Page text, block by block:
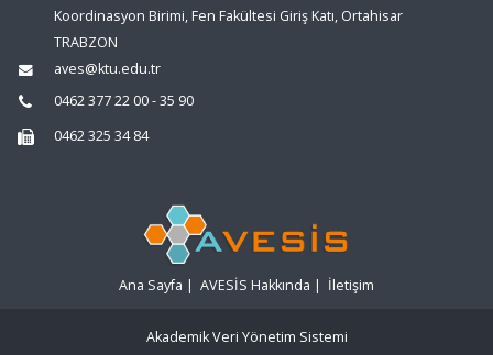
Koordinasyon Birimi, Fen Fakültesi Giriş Katı, Ortahisar
TRABZON
aves@ktu.edu.tr
0462 377 22 00 - 35 90
0462 325 34 84
Ana Sayfa | AVESİS Hakkında | İletişim
Akademik Veri Yönetim Sistemi